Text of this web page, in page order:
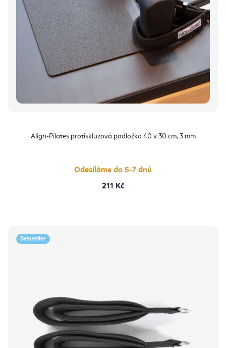
Align-Pilates protiskluzová podložka 40 x 30 cm, 3 mm
Odesíláme do 5-7 dnů
211 Kč
Bestseller